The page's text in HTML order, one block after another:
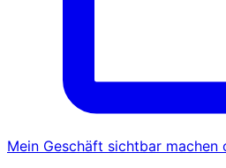
Mein Geschäft sichtbar machen